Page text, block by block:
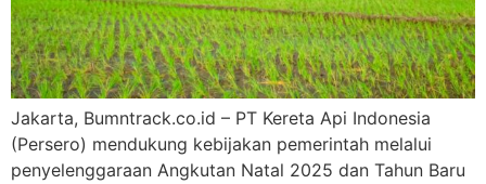
Jakarta, Bumntrack.co.id – PT Kereta Api Indonesia
(Persero) mendukung kebijakan pemerintah melalui
penyelenggaraan Angkutan Natal 2025 dan Tahun Baru